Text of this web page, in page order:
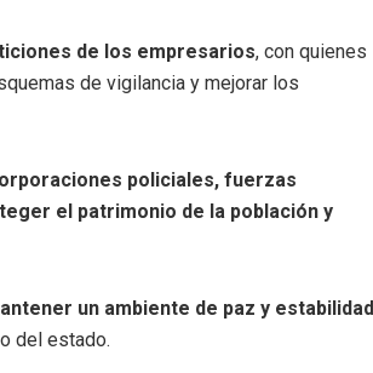
de los empresarios, con quienes
de vigilancia y mejorar los
policiales, fuerzas
el patrimonio de la población y
un ambiente de paz y estabilidad
del estado.